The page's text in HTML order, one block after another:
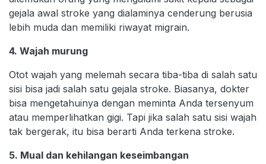
gejala awal stroke yang dialaminya cenderung berusia
lebih muda dan memiliki riwayat migrain.
4. Wajah murung
Otot wajah yang melemah secara tiba-tiba di salah satu
sisi bisa jadi salah satu gejala stroke. Biasanya, dokter
bisa mengetahuinya dengan meminta Anda tersenyum
atau memperlihatkan gigi. Tapi jika salah satu sisi wajah
tak bergerak, itu bisa berarti Anda terkena stroke.
5. Mual dan kehilangan keseimbangan